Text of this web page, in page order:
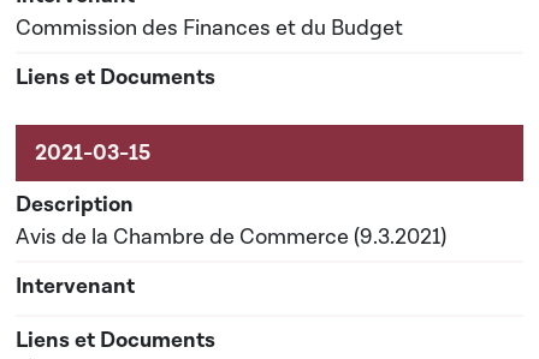
Commission des Finances et du Budget
Avis de la Chambre de Commerce (9.3.2021)